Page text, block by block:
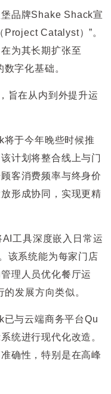
品牌Shake Shack宣
Catalyst）”。
为其长期扩张至
字化基础。
旨在从内到外提升运
于今年晚些时候推
计划将整合线上与门
客消费频率与终身价
形成协同，实现更精
工具深度嵌入日常运
该系统能为每家门店
理人员优化餐厅运
发展方向类似。
与云端商务平台Qu
统进行现代化改造。
确性，特别是在高峰